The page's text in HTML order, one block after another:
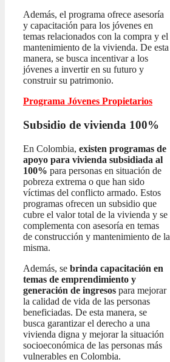
Además, el programa ofrece asesoría
y capacitación para los jóvenes en
temas relacionados con la compra y el
mantenimiento de la vivienda. De esta
manera, se busca incentivar a los
jóvenes a invertir en su futuro y
construir su patrimonio.
Programa Jóvenes Propietarios
Subsidio de vivienda 100%
En Colombia, existen programas de
apoyo para vivienda subsidiada al
100% para personas en situación de
pobreza extrema o que han sido
víctimas del conflicto armado. Estos
programas ofrecen un subsidio que
cubre el valor total de la vivienda y se
complementa con asesoría en temas
de construcción y mantenimiento de la
misma.
Además, se brinda capacitación en
temas de emprendimiento y
generación de ingresos para mejorar
la calidad de vida de las personas
beneficiadas. De esta manera, se
busca garantizar el derecho a una
vivienda digna y mejorar la situación
socioeconómica de las personas más
vulnerables en Colombia.